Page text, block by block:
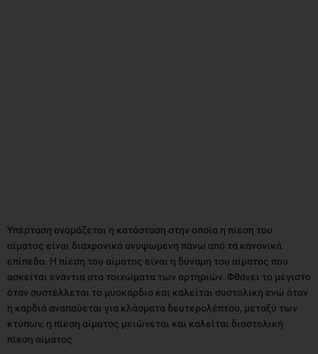
Υπέρταση ονομάζεται η κατάσταση στην οποία η πίεση του
αίματος είναι διαχρονικά ανυψωμένη πάνω από τα κανονικά
επίπεδα. Η πίεση του αίματος είναι η δύναμη του αίματος που
ασκείται ενάντια στα τοιχώματα των αρτηριών. Φθάνει το μέγιστο
όταν συστέλλεται το μυοκάρδιο και καλείται συστολική ενώ όταν
η καρδιά αναπαύεται για κλάσματα δευτερολέπτου, μεταξύ των
κτύπων, η πίεση αίματος μειώνεται και καλείται διαστολική
πίεση αίματος.